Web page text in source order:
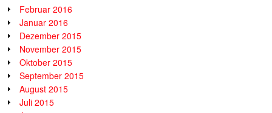
Februar 2016
Januar 2016
Dezember 2015
November 2015
Oktober 2015
September 2015
August 2015
Juli 2015